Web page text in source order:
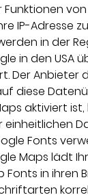
Funktionen
IP-Adresse
in der
in den USA
Der Anbieter
diese
aktiviert
einheitlichen
Fonts
Maps lädt
in ihren